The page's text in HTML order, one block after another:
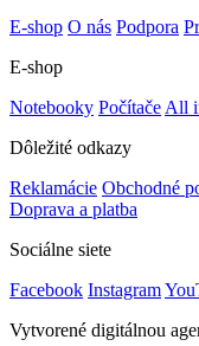
E-shop O nás Podpora
E-shop
Notebooky Počítače All
Dôležité odkazy
Reklamácie Obchodné
Doprava a platba
Sociálne siete
Facebook Instagram
Vytvorené digitálnou